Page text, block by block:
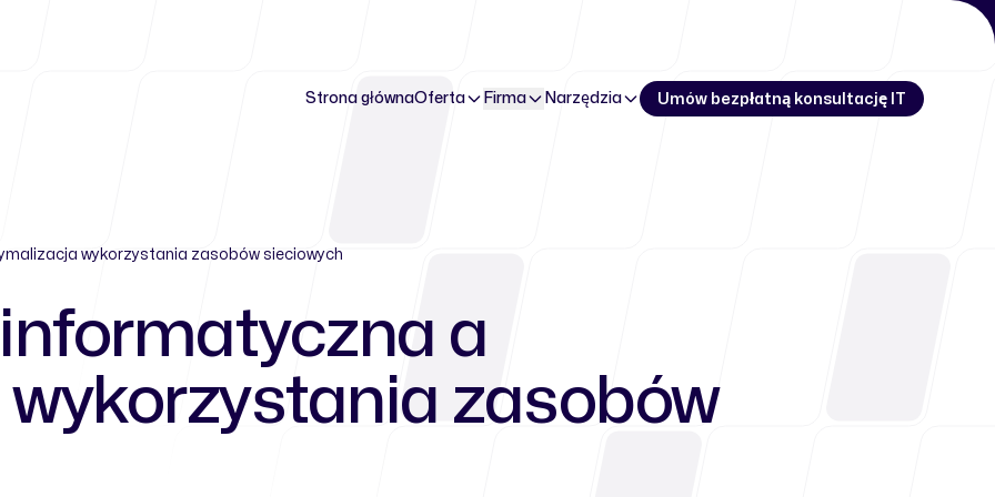
Strona głównaOferta Firma Narzędzia Umów bezpłatną konsultację IT
wykorzystania zasobów sieciowych
informatyczna a
zasobów